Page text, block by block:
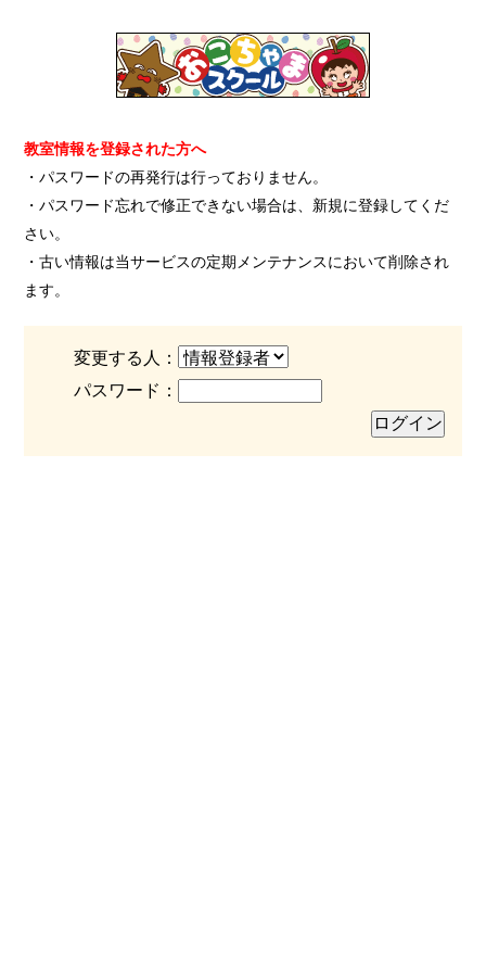
教室情報を登録された方へ
・パスワードの再発行は行っておりません。
・パスワード忘れで修正できない場合は、新規に登録してくだ
さい。
・古い情報は当サービスの定期メンテナンスにおいて削除され
ます。
変更する人：
パスワード：